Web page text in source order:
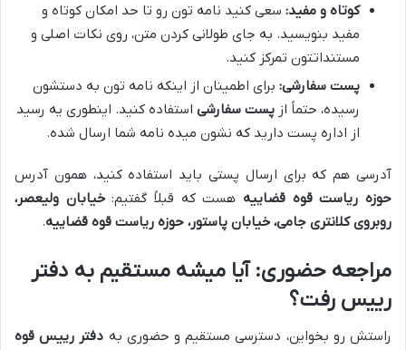
کوتاه و مفید: سعی کنید نامه تون رو تا حد امکان کوتاه و
مفید بنویسید. به جای طولانی کردن متن، روی نکات اصلی و
مستنداتتون تمرکز کنید.
پست سفارشی: برای اطمینان از اینکه نامه تون به دستشون
رسیده، حتماً از پست سفارشی استفاده کنید. اینطوری یه رسید
از اداره پست دارید که نشون میده نامه شما ارسال شده.
آدرسی هم که برای ارسال پستی باید استفاده کنید، همون آدرس
حوزه ریاست قوه قضاییه هست که قبلاً گفتیم:خیابان ولیعصر،
روبروی کلانتری جامی، خیابان پاستور، حوزه ریاست قوه قضاییه.
مراجعه حضوری: آیا میشه مستقیم به دفتر
رییس رفت؟
راستش رو بخواین، دسترسی مستقیم و حضوری به دفتر رییس قوه